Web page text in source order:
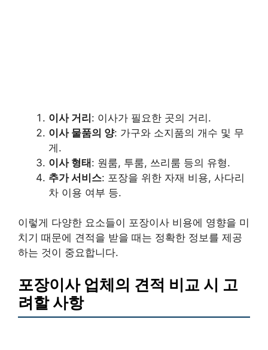
이사 거리: 이사가 필요한 곳의 거리.
이사 물품의 양: 가구와 소지품의 개수 및 무
게.
이사 형태: 원룸, 투룸, 쓰리룸 등의 유형.
추가 서비스: 포장을 위한 자재 비용, 사다리
차 이용 여부 등.
이렇게 다양한 요소들이 포장이사 비용에 영향을 미
치기 때문에 견적을 받을 때는 정확한 정보를 제공
하는 것이 중요합니다.
포장이사 업체의 견적 비교 시 고
려할 사항